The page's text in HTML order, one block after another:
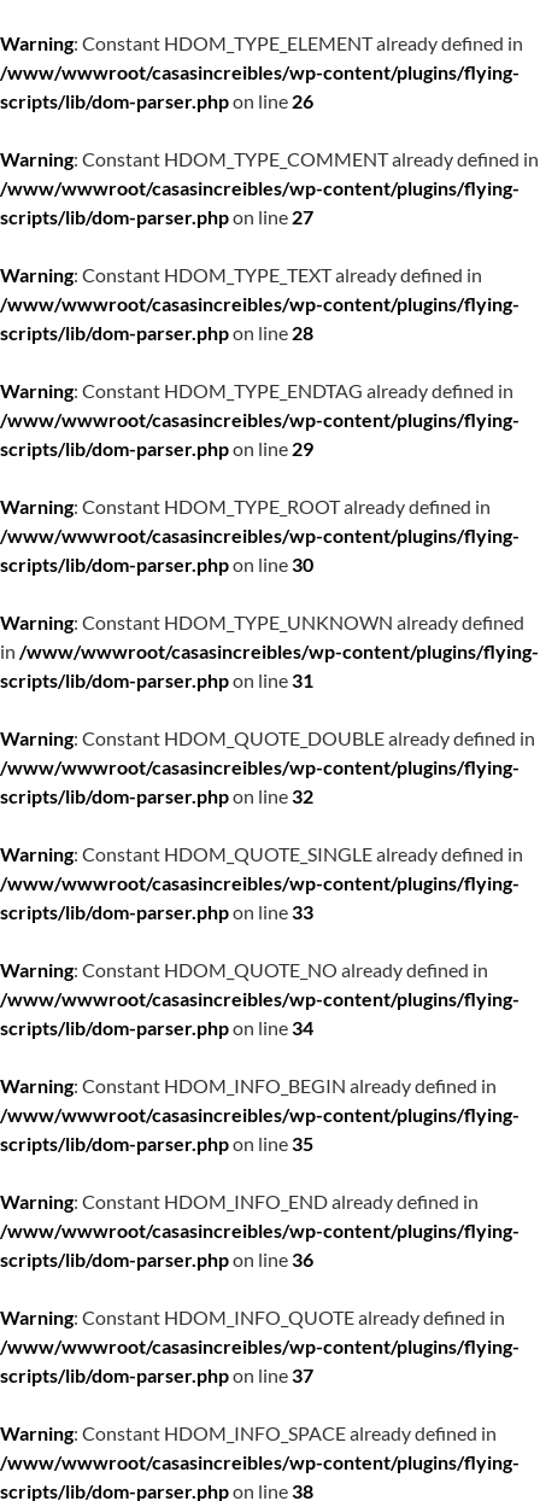
Warning: Constant HDOM_TYPE_ELEMENT already defined in
/www/wwwroot/casasincreibles/wp-content/plugins/flying-
scripts/lib/dom-parser.phpon line 26
Warning: Constant HDOM_TYPE_COMMENT already defined in
/www/wwwroot/casasincreibles/wp-content/plugins/flying-
scripts/lib/dom-parser.phpon line 27
Warning: Constant HDOM_TYPE_TEXT already defined in
/www/wwwroot/casasincreibles/wp-content/plugins/flying-
scripts/lib/dom-parser.phpon line 28
Warning: Constant HDOM_TYPE_ENDTAG already defined in
/www/wwwroot/casasincreibles/wp-content/plugins/flying-
scripts/lib/dom-parser.phpon line 29
Warning: Constant HDOM_TYPE_ROOT already defined in
/www/wwwroot/casasincreibles/wp-content/plugins/flying-
scripts/lib/dom-parser.phpon line30
Warning: Constant HDOM_TYPE_UNKNOWN already defined
in /www/wwwroot/casasincreibles/wp-content/plugins/flying-
scripts/lib/dom-parser.phpon line31
Warning: Constant HDOM_QUOTE_DOUBLE already defined in
/www/wwwroot/casasincreibles/wp-content/plugins/flying-
scripts/lib/dom-parser.phpon line32
Warning: Constant HDOM_QUOTE_SINGLE already defined in
/www/wwwroot/casasincreibles/wp-content/plugins/flying-
scripts/lib/dom-parser.phpon line33
Warning: Constant HDOM_QUOTE_NO already defined in
/www/wwwroot/casasincreibles/wp-content/plugins/flying-
scripts/lib/dom-parser.phpon line34
Warning: Constant HDOM_INFO_BEGIN already defined in
/www/wwwroot/casasincreibles/wp-content/plugins/flying-
scripts/lib/dom-parser.phpon line35
Warning: Constant HDOM_INFO_END already defined in
/www/wwwroot/casasincreibles/wp-content/plugins/flying-
scripts/lib/dom-parser.phpon line36
Warning: Constant HDOM_INFO_QUOTE already defined in
/www/wwwroot/casasincreibles/wp-content/plugins/flying-
scripts/lib/dom-parser.phpon line37
Warning: Constant HDOM_INFO_SPACE already defined in
/www/wwwroot/casasincreibles/wp-content/plugins/flying-
scripts/lib/dom-parser.phpon line38